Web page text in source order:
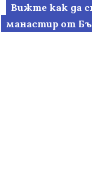
Вижте как да
манастир от